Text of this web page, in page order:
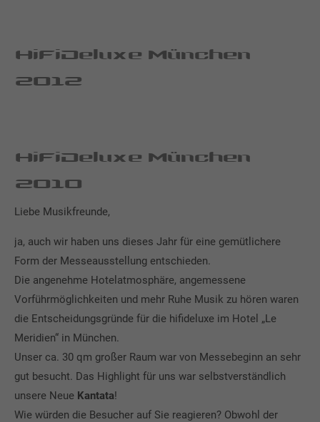
HiFiDeluxe München
2012
HiFiDeluxe München
2010
Liebe Musikfreunde,
ja, auch wir haben uns dieses Jahr für eine gemütlichere
Form der Messeausstellung entschieden.
Die angenehme Hotelatmosphäre, angemessene
Vorführmöglichkeiten und mehr Ruhe Musik zu hören waren
die Entscheidungsgründe für die hifideluxe im Hotel „Le
Meridien“ in München.
Unser ca. 30 qm großer Raum war von Messebeginn an sehr
gut besucht. Das Highlight für uns war selbstverständlich
unsere Neue Kantata!
Wie würden die Besucher auf Sie reagieren? Obwohl der